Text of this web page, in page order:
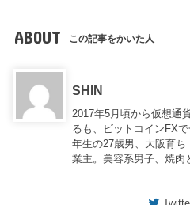
ABOUT この記事をかいた人
SHIN
2017年5月頃から仮想通
るも、ビットコインFX
年生の27歳男、大阪育
業主。美容系男子、焼肉